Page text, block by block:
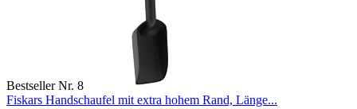
Bestseller Nr. 8
Fiskars Handschaufel mit extra hohem Rand, Länge...